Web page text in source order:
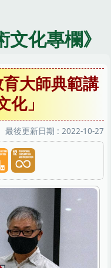
文化專欄》
育大師典範講
化」
最後更新日期 : 2022-10-27